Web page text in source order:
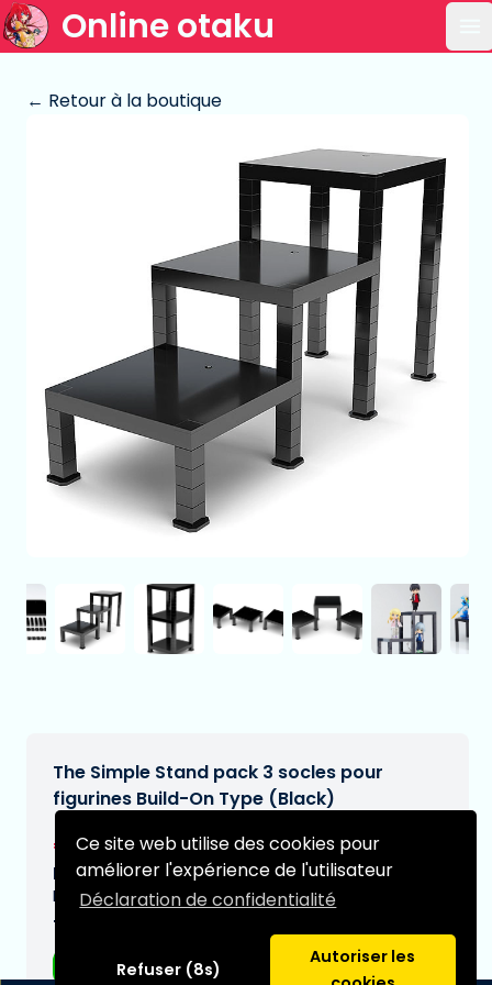
Ce site web utilise des cookies pour
améliorer l'expérience de l'utilisateur
Déclaration de confidentialité
Refuser (8s)
Autoriser les
Online otaku
← Retour à la boutique
The Simple Stand pack 3 socles pour
figurines Build-On Type (Black)
€16,95[Sous réserve de modifications]
Date de livraison prévue:
N/A
Type:
Figurines d'anime